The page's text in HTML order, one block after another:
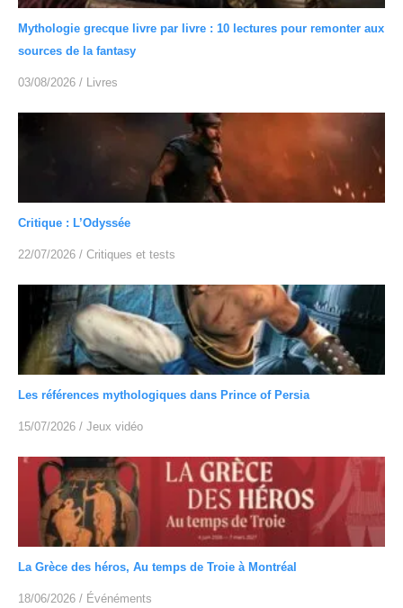
Mythologie grecque livre par livre : 10 lectures pour remonter aux
sources de la fantasy
03/08/2026 / Livres
Critique : L’Odyssée
22/07/2026 / Critiques et tests
Les références mythologiques dans Prince of Persia
15/07/2026 / Jeux vidéo
La Grèce des héros, Au temps de Troie à Montréal
18/06/2026 / Événéments